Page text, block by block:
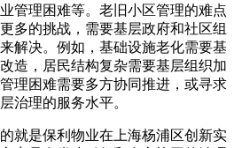
管理困难等。老旧小区管理的难点
多的挑战，需要基层政府和社区组
解决。例如，基础设施老化需要基
造，居民结构复杂需要基层组织加
理困难需要多方协同推进，或寻求
治理的服务水平。
是保利物业在上海杨浦区创新实